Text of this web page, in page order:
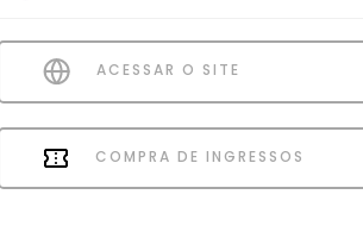
ACESSAR O SITE
COMPRA DE INGRESSOS